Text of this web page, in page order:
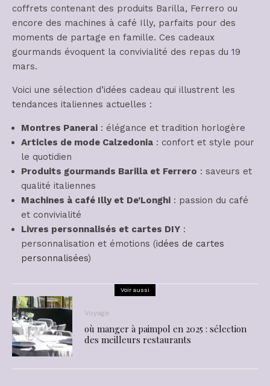
coffrets contenant des produits Barilla, Ferrero ou
encore des machines à café Illy, parfaits pour des
moments de partage en famille. Ces cadeaux
gourmands évoquent la convivialité des repas du 19
mars.
Voici une sélection d’idées cadeau qui illustrent les
tendances italiennes actuelles :
Montres Panerai : élégance et tradition horlogère
Articles de mode Calzedonia : confort et style pour
le quotidien
Produits gourmands Barilla et Ferrero : saveurs et
qualité italiennes
Machines à café Illy et De’Longhi : passion du café
et convivialité
Livres personnalisés et cartes DIY :
personnalisation et émotions (idées de cartes
personnalisées)
Voir aussi
Voyage
où manger à paimpol en 2025 : sélection
des meilleurs restaurants